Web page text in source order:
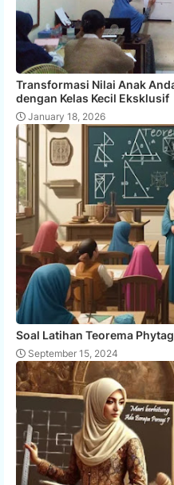
Transformasi Nilai Anak
dengan Kelas Kecil Eksklusif
January 18, 2026
Soal Latihan Teorema
September 15, 2024